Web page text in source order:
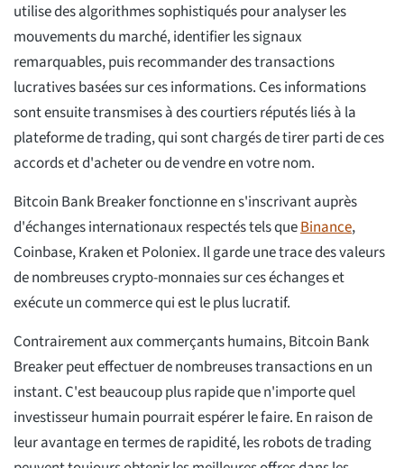
utilise des algorithmes sophistiqués pour analyser les
mouvements du marché, identifier les signaux
remarquables, puis recommander des transactions
lucratives basées sur ces informations. Ces informations
sont ensuite transmises à des courtiers réputés liés à la
plateforme de trading, qui sont chargés de tirer parti de ces
accords et d'acheter ou de vendre en votre nom.
Bitcoin Bank Breaker fonctionne en s'inscrivant auprès
d'échanges internationaux respectés tels queBinance,
Coinbase, Kraken et Poloniex. Il garde une trace des valeurs
de nombreuses crypto-monnaies sur ces échanges et
exécute un commerce qui est le plus lucratif.
Contrairement aux commerçants humains, Bitcoin Bank
Breaker peut effectuer de nombreuses transactions en un
instant. C'est beaucoup plus rapide que n'importe quel
investisseur humain pourrait espérer le faire. En raison de
leur avantage en termes de rapidité, les robots de trading